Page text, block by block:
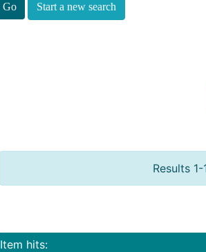
Start a new search
Results
Item hits: